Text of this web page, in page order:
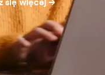
się więcej →